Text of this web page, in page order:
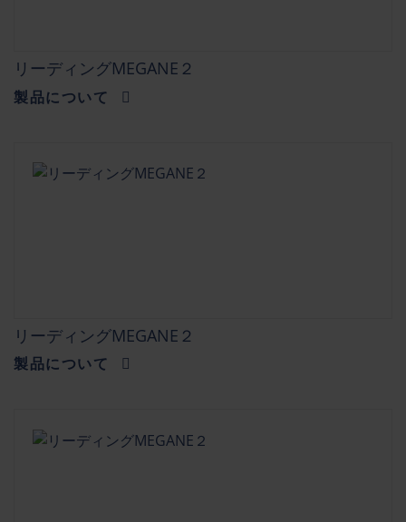
リーディングMEGANE２
製品について
リーディングMEGANE２
製品について